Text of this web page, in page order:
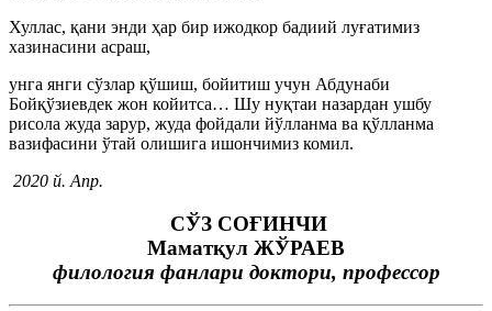
Хуллас, қани энди ҳар бир ижодкор бадиий луғатимиз
хазинасини асраш,
унга янги сўзлар қўшиш, бойитиш учун Абдунаби
Бойқўзиевдек жон койитса… Шу нуқтаи назардан ушбу
рисола жуда зарур, жуда фойдали йўлланма ва қўлланма
вазифасини ўтай олишига ишончимиз комил.
2020 й. Апр.
СЎЗ СОҒИНЧИ
Маматқул ЖЎРАЕВ
филология фанлари доктори, профессор